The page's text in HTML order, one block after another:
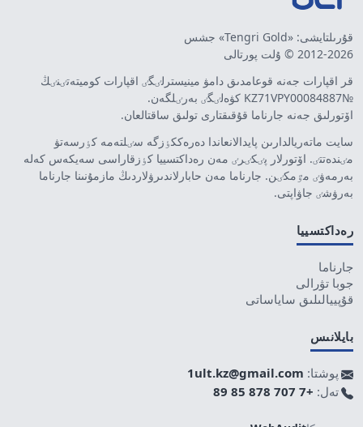
قۇرىلتايشى: «Tengri Gold» جشس
2012-2026 © ۇلت پورتالى
قر اقپارات جەنە قوعامدىق دامۋ مينيسترلٸگٸ اقپارات كوميتەتٸنٸڭ
№KZ71VPY00084887 كۋەلٸگٸ بەرٸلگەن.
اۆتورلىق جەنە جارناما قۇقىقتارى تولىق ساقتالعان.
سايت ماتەريالدارىن پايدالانعاندا دەرەككٶزگە سٸلتەمە كٶرسەتۋ
مٸندەتتٸ. اۆتورلار پٸكٸرٸ مەن رەداكتسييا كٶزقاراسى سەيكەس كەلە
بەرمەۋٸ مٷمكٸن. جارناما مەن حابارلاندىرۋلاردىڭ مازمۇنىنا جارناما
بەرۋشٸ جاۋاپتى.
رەداكتسييا
جارناما
جوبا تۋرالى
قۇپييالىلىق ساياساتى
بايلانىس
پوشتا: 1ult.kz@gmail.com
تەل: +7 707 878 85 89